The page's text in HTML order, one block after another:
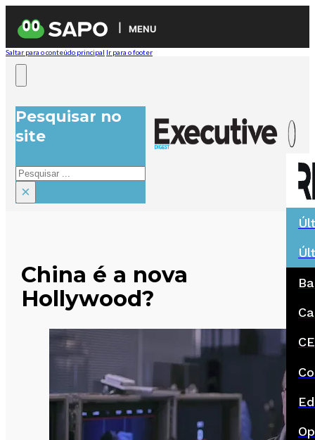
MENU
Saltar para o conteúdo principal Ir para o footer
Pesquisar no
site
Pesquisar
×
China é a nova
Hollywood?